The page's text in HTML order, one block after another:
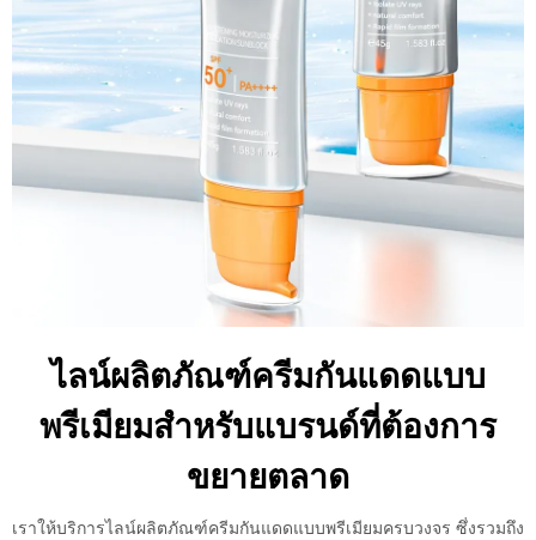
ไลน์ผลิตภัณฑ์ครีมกันแดดแบบ
พรีเมียมสำหรับแบรนด์ที่ต้องการ
ขยายตลาด
เราให้บริการไลน์ผลิตภัณฑ์ครีมกันแดดแบบพรีเมียมครบวงจร ซึ่งรวมถึง